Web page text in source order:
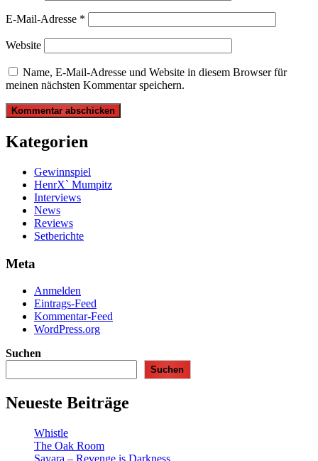
E-Mail-Adresse *
Website
Name, E-Mail-Adresse und Website in diesem Browser für
meinen nächsten Kommentar speichern.
Kategorien
Gewinnspiel
HenrX` Mumpitz
Interviews
News
Reviews
Setberichte
Meta
Anmelden
Eintrags-Feed
Kommentar-Feed
WordPress.org
Suchen
Suchen
Neueste Beiträge
Whistle
The Oak Room